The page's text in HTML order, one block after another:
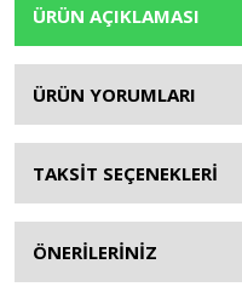
ÜRÜN AÇIKLAMASI
ÜRÜN YORUMLARI
TAKSİT SEÇENEKLERİ
ÖNERİLERİNİZ